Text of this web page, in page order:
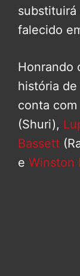
substituirá
falecido
Honrando
história
conta
(Shuri),
Bassett
e Winston